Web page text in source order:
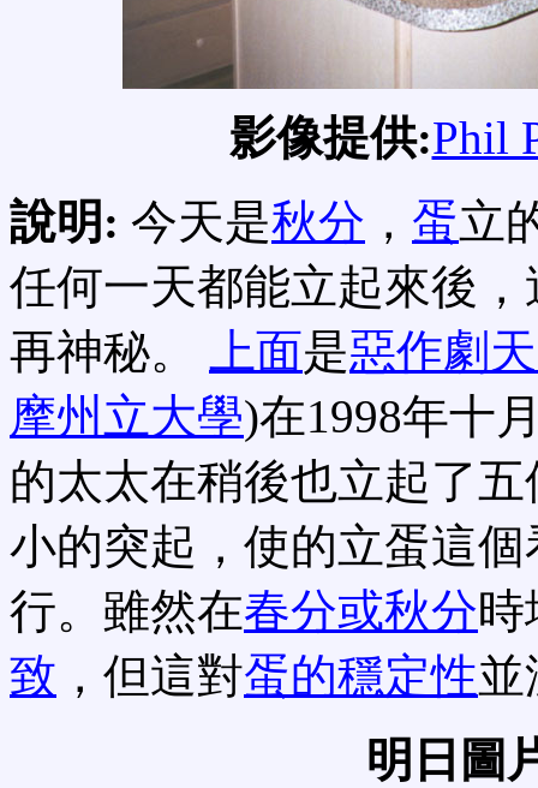
影像提供:Phil
說明: 今天是秋分 ， 蛋立
任何一天都能立起來後
再神秘。
上面是惡作劇
摩州立大學)在1998年十
的太太在稍後也立起了
小的突起，使的立蛋這
行。雖然在春分或秋分時
致 ，但這對蛋的穩定性並
明日圖